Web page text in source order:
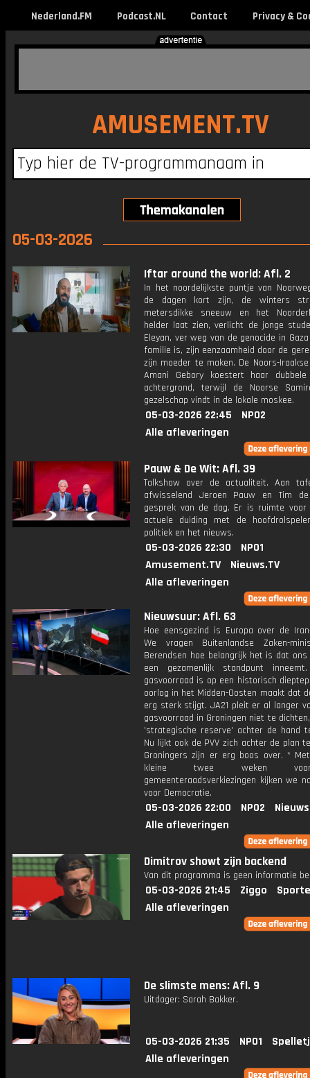
Nederland.FM Podcast.NL Contact Privacy &
AMUSEMENT.TV
05-03-2026
Iftar around the world: Afl. 2
In het noordelijkste puntje van
de dagen kort zijn, de winters
metersdikke sneeuw en het
helder laat zien, verlicht de jonge
Eleyan, ver weg van de genocide in
familie is, zijn eenzaamheid door de
zijn moeder te maken. De Noors-
Amani Gebory koestert haar
achtergrond, terwijl de Noorse
gezelschap vindt in de lokale moskee.
05-03-2026 22:45
NPO2
Alle afleveringen
Pauw & De Wit: Afl. 39
Talkshow over de actualiteit. Aan
afwisselend Jeroen Pauw en Tim
gesprek van de dag. Er is ruimte
actuele duiding met de
politiek en het nieuws.
05-03-2026 22:30
NPO1
Amusement.TV
Nieuws.TV
Alle afleveringen
Nieuwsuur: Afl. 63
Hoe eensgezind is Europa over de
We vragen Buitenlandse Zaken-
Berendsen hoe belangrijk het is dat
een gezamenlijk standpunt
gasvoorraad is op een historisch
oorlog in het Midden-Oosten maakt dat
erg sterk stijgt. JA21 pleit er al langer
gasvoorraad in Groningen niet te
'strategische reserve' achter de hand
Nu lijkt ook de PVV zich achter de plan
Groningers zijn er erg boos over. *
kleine twee weken
gemeenteraadsverkiezingen kijken we
voor Democratie.
05-03-2026 22:00 NPO2
Alle afleveringen
Dimitrov showt zijn backend
Van dit programma is geen informatie
05-03-2026 21:45 Ziggo
Alle afleveringen
De slimste mens: Afl. 9
Uitdager: Sarah Bakker.
05-03-2026 21:35 NPO1
Alle afleveringen